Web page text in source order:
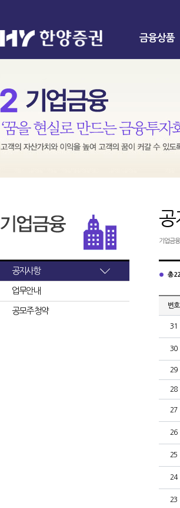
금융상품
공지사항
업무안내
공모주 청약
공
기업금
총
번호
31
30
29
28
27
26
25
24
23